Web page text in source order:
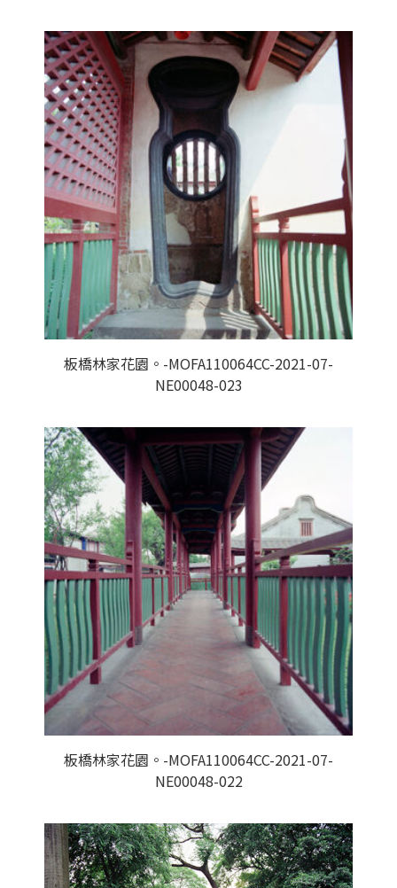
板橋林家花園。-MOFA110064CC-2021-07-
NE00048-023
板橋林家花園。-MOFA110064CC-2021-07-
NE00048-022